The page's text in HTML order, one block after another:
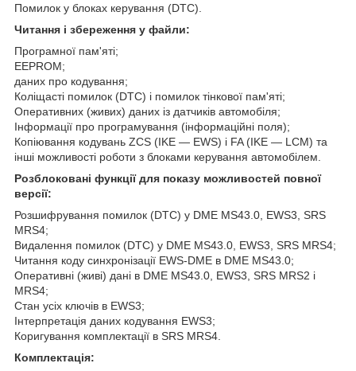
Помилок у блоках керування (DTC).
Читання і збереження у файли:
Програмної пам'яті;
EEPROM;
даних про кодування;
Коліщасті помилок (DTC) і помилок тінкової пам'яті;
Оперативних (живих) даних із датчиків автомобіля;
Інформації про програмування (інформаційні поля);
Копіювання кодувань ZCS (IKE — EWS) і FA (IKE — LCM) та
інші можливості роботи з блоками керування автомобілем.
Розблоковані функції для показу можливостей повної
версії:
Розшифрування помилок (DTC) у DME MS43.0, EWS3, SRS
MRS4;
Видалення помилок (DTC) у DME MS43.0, EWS3, SRS MRS4;
Читання коду синхронізації EWS-DME в DME MS43.0;
Оперативні (живі) дані в DME MS43.0, EWS3, SRS MRS2 і
MRS4;
Стан усіх ключів в EWS3;
Інтерпретація даних кодування EWS3;
Коригування комплектації в SRS MRS4.
Комплектація: